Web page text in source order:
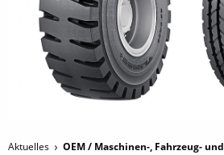
Aktuelles
OEM / Maschinen-, Fahrzeug- und